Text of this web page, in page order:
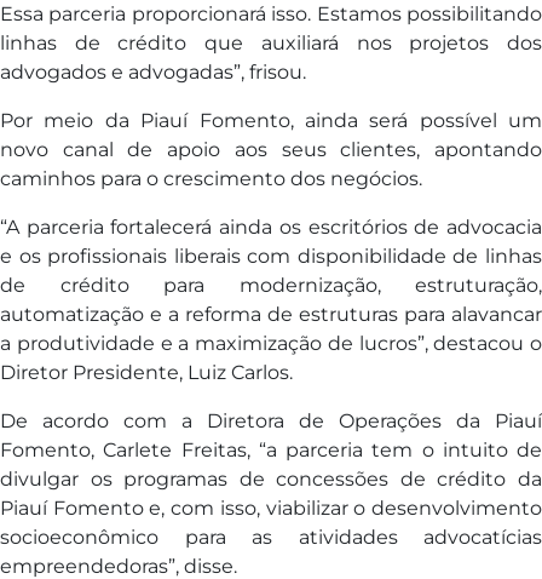
Essa parceria proporcionará isso. Estamos possibilitando
linhas de crédito que auxiliará nos projetos dos
advogados e advogadas”, frisou.
Por meio da Piauí Fomento, ainda será possível um
novo canal de apoio aos seus clientes, apontando
caminhos para o crescimento dos negócios.
“A parceria fortalecerá ainda os escritórios de advocacia
e os profissionais liberais com disponibilidade de linhas
de crédito para modernização, estruturação,
automatização e a reforma de estruturas para alavancar
a produtividade e a maximização de lucros”, destacou o
Diretor Presidente, Luiz Carlos.
De acordo com a Diretora de Operações da Piauí
Fomento, Carlete Freitas, “a parceria tem o intuito de
divulgar os programas de concessões de crédito da
Piauí Fomento e, com isso, viabilizar o desenvolvimento
socioeconômico para as atividades advocatícias
empreendedoras”, disse.